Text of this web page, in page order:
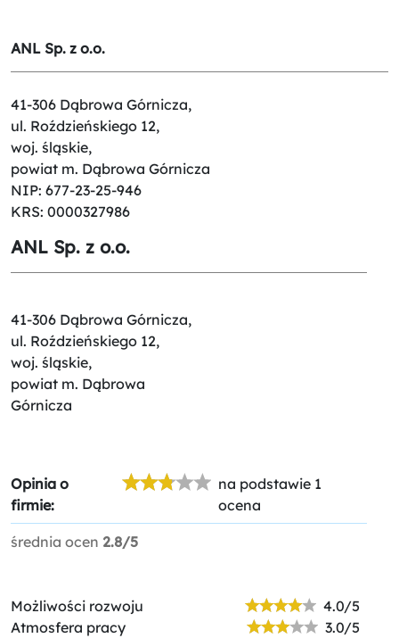
ANL Sp. z o.o.
41-306 Dąbrowa Górnicza,
ul. Roździeńskiego 12,
woj. śląskie,
powiat m. Dąbrowa Górnicza
NIP: 677-23-25-946
KRS: 0000327986
ANL Sp. z o.o.
41-306 Dąbrowa Górnicza,
ul. Roździeńskiego 12,
woj. śląskie,
powiat m. Dąbrowa
Górnicza
Opinia o
firmie:
na podstawie 1
ocena
średnia ocen 2.8/5
Możliwości rozwoju
4.0/5
Atmosfera pracy
3.0/5